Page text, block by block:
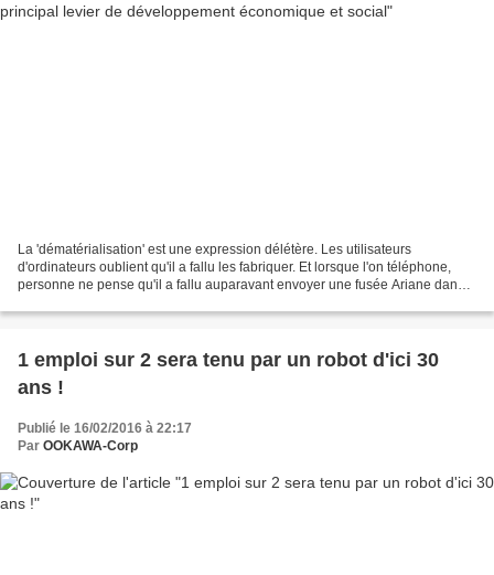
La 'dématérialisation' est une expression délétère. Les utilisateurs
d'ordinateurs oublient qu'il a fallu les fabriquer. Et lorsque l'on téléphone,
personne ne pense qu'il a fallu auparavant envoyer une fusée Ariane dans
1 emploi sur 2 sera tenu par un robot d'ici 30
ans !
Publié le 16/02/2016 à 22:17
Par OOKAWA-Corp